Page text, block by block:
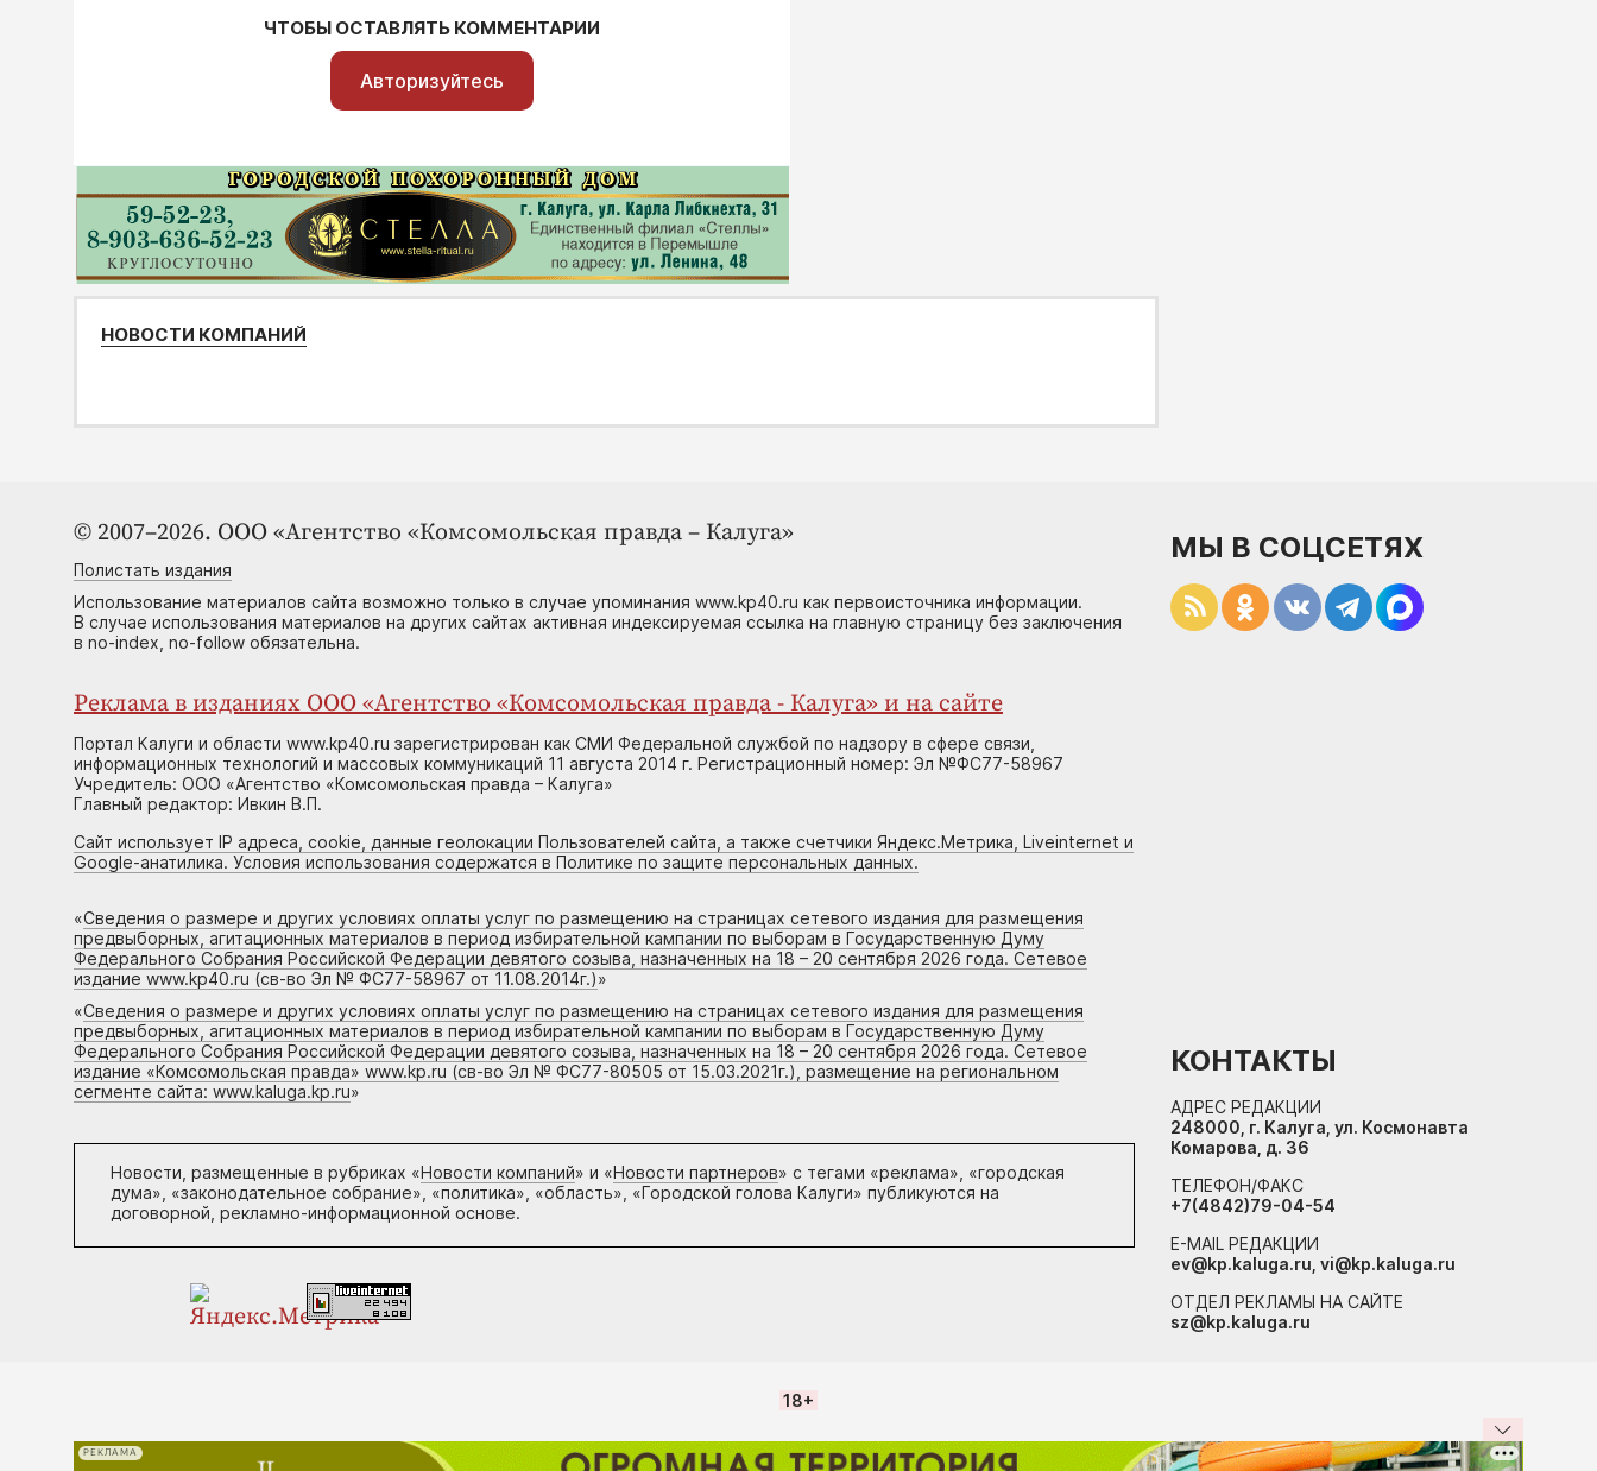
ЧТОБЫ ОСТАВЛЯТЬ КОММЕНТАРИИ
Авторизуйтесь
НОВОСТИ КОМПАНИЙ
© 2007–2026. ООО «Агентство «Комсомольская правда – Калуга»
Полистать издания
Использование материалов сайта возможно только в случае упоминания www.kp40.ru как первоисточника информации.
В случае использования материалов на других сайтах активная индексируемая ссылка на главную страницу без заключения
в no-index, no-follow обязательна.
Реклама в изданиях ООО «Агентство «Комсомольская правда - Калуга» и на сайте
Портал Калуги и области www.kp40.ru зарегистрирован как СМИ Федеральной службой по надзору в сфере связи,
информационных технологий и массовых коммуникаций 11 августа 2014 г. Регистрационный номер: Эл №ФС77-58967
Учредитель: ООО «Агентство «Комсомольская правда – Калуга»
Главный редактор: Ивкин В.П.
Сайт использует IP адреса, cookie, данные геолокации Пользователей сайта, а также счетчики Яндекс.Метрика, Liveinternet и
Google-анатилика. Условия использования содержатся в Политике по защите персональных данных.
«Сведения о размере и других условиях оплаты услуг по размещению на страницах сетевого издания для размещения
предвыборных, агитационных материалов в период избирательной кампании по выборам в Государственную Думу
Федерального Собрания Российской Федерации девятого созыва, назначенных на 18 – 20 сентября 2026 года. Сетевое
издание www.kp40.ru (св-во Эл № ФС77-58967 от 11.08.2014г.)»
«Сведения о размере и других условиях оплаты услуг по размещению на страницах сетевого издания для размещения
предвыборных, агитационных материалов в период избирательной кампании по выборам в Государственную Думу
Федерального Собрания Российской Федерации девятого созыва, назначенных на 18 – 20 сентября 2026 года. Сетевое
издание «Комсомольская правда» www.kp.ru (св-во Эл № ФС77-80505 от 15.03.2021г.), размещение на региональном
сегменте сайта: www.kaluga.kp.ru»
Новости, размещенные в рубриках «Новости компаний» и «Новости партнеров» с тегами «реклама», «городская
дума», «законодательное собрание», «политика», «область», «Городской голова Калуги» публикуются на
договорной, рекламно-информационной основе.
МЫ В СОЦСЕТЯХ
КОНТАКТЫ
АДРЕС РЕДАКЦИИ
248000, г. Калуга, ул. Космонавта
Комарова, д. 36
ТЕЛЕФОН/ФАКС
+7(4842)79-04-54
E-MAIL РЕДАКЦИИ
ev@kp.kaluga.ru, vi@kp.kaluga.ru
ОТДЕЛ РЕКЛАМЫ НА САЙТЕ
sz@kp.kaluga.ru
18+
РЕКЛАМА